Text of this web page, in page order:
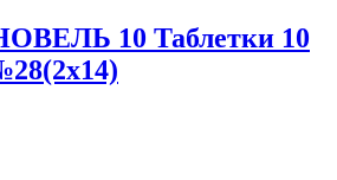
10 Таблетки 10